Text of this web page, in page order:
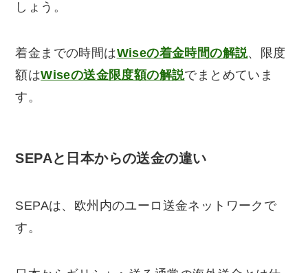
しょう。
着金までの時間はWiseの着金時間の解説、限度
額はWiseの送金限度額の解説でまとめていま
す。
SEPAと日本からの送金の違い
SEPAは、欧州内のユーロ送金ネットワークで
す。